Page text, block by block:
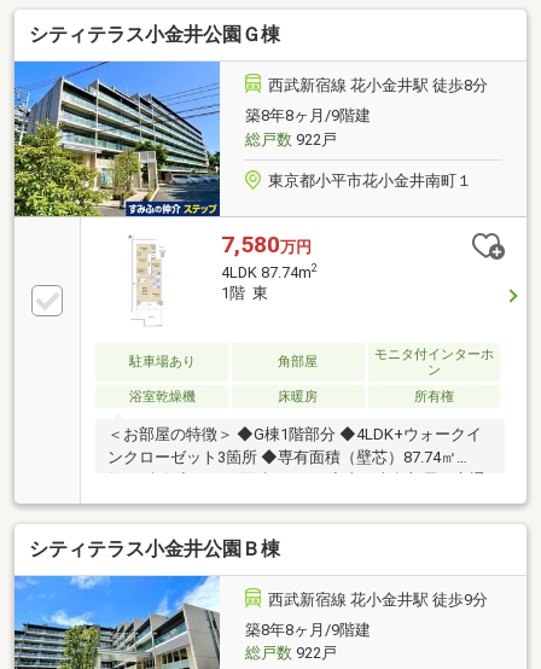
る中で眺望が開けたH棟7階部分○ベランダより小金井
公園、花小金井一面を見渡せます。○テレビ台、カッ
プボードは分譲時オプション採用。○玄関部分はエコ
カラットを採用。臭いや湿気をコントロールしてくれ
ます。○居室内２箇所のWICと納戸あり○ゲストルー
ム、キッズスペースと大規模ならではの利便性。○駅
直行の専用シャトルバスがございます。
シティテラス小金井公園Ｇ棟
西武新宿線 花小金井駅 徒歩8分
築8年8ヶ月/9階建
総戸数922戸
東京都小平市花小金井南町１
7,580万円
4LDK 87.74m2
1階 東
駐車場あり 角部屋
モニタ付インターホ
ン
浴室乾燥機
床暖房 所有権
＜お部屋の特徴＞ ◆G棟1階部分 ◆4LDK+ウォークイ
ンクローゼット3箇所 ◆専有面積（壁芯）87.74㎡
(26.54坪) ◆テラス面積36.96㎡ ◆東・南角部屋＜交通
アクセス＞・西武新宿線「花小金井」駅 徒歩8分・
「小金井公園北」バス停 徒歩6分、JR中央線「武蔵小
金井」駅 バス乗車15分（調査日:2026年6月22日）☆マ
ンション専用シャトルバス有【無料】ＪＲ中央線「武
蔵小金井」駅へ直行
シティテラス小金井公園Ｂ棟
西武新宿線 花小金井駅 徒歩9分
築8年8ヶ月/9階建
総戸数922戸